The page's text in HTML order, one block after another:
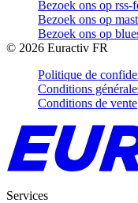
Bezoek ons op rss-
Bezoek ons op
Bezoek ons op
© 2026 Euractiv FR
Politique de
Conditions
Conditions de vente
Services